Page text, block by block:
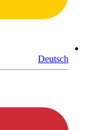
Deutsch